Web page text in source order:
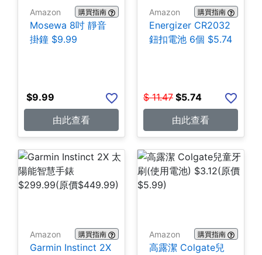
Amazon 購買指南
Mosewa 8吋 靜音
掛鐘 $9.99
$9.99
由此查看
Amazon 購買指南
Energizer CR2032
鈕扣電池 6個 $5.74
$ 11.47 $5.74
由此查看
Amazon 購買指南
Garmin Instinct 2X
Amazon 購買指南
高露潔 Colgate兒